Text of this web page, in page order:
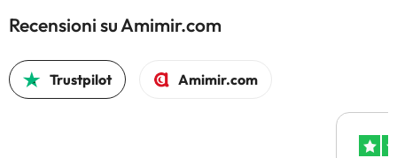
Recensioni su Amimir.com
Trustpilot Amimir.com